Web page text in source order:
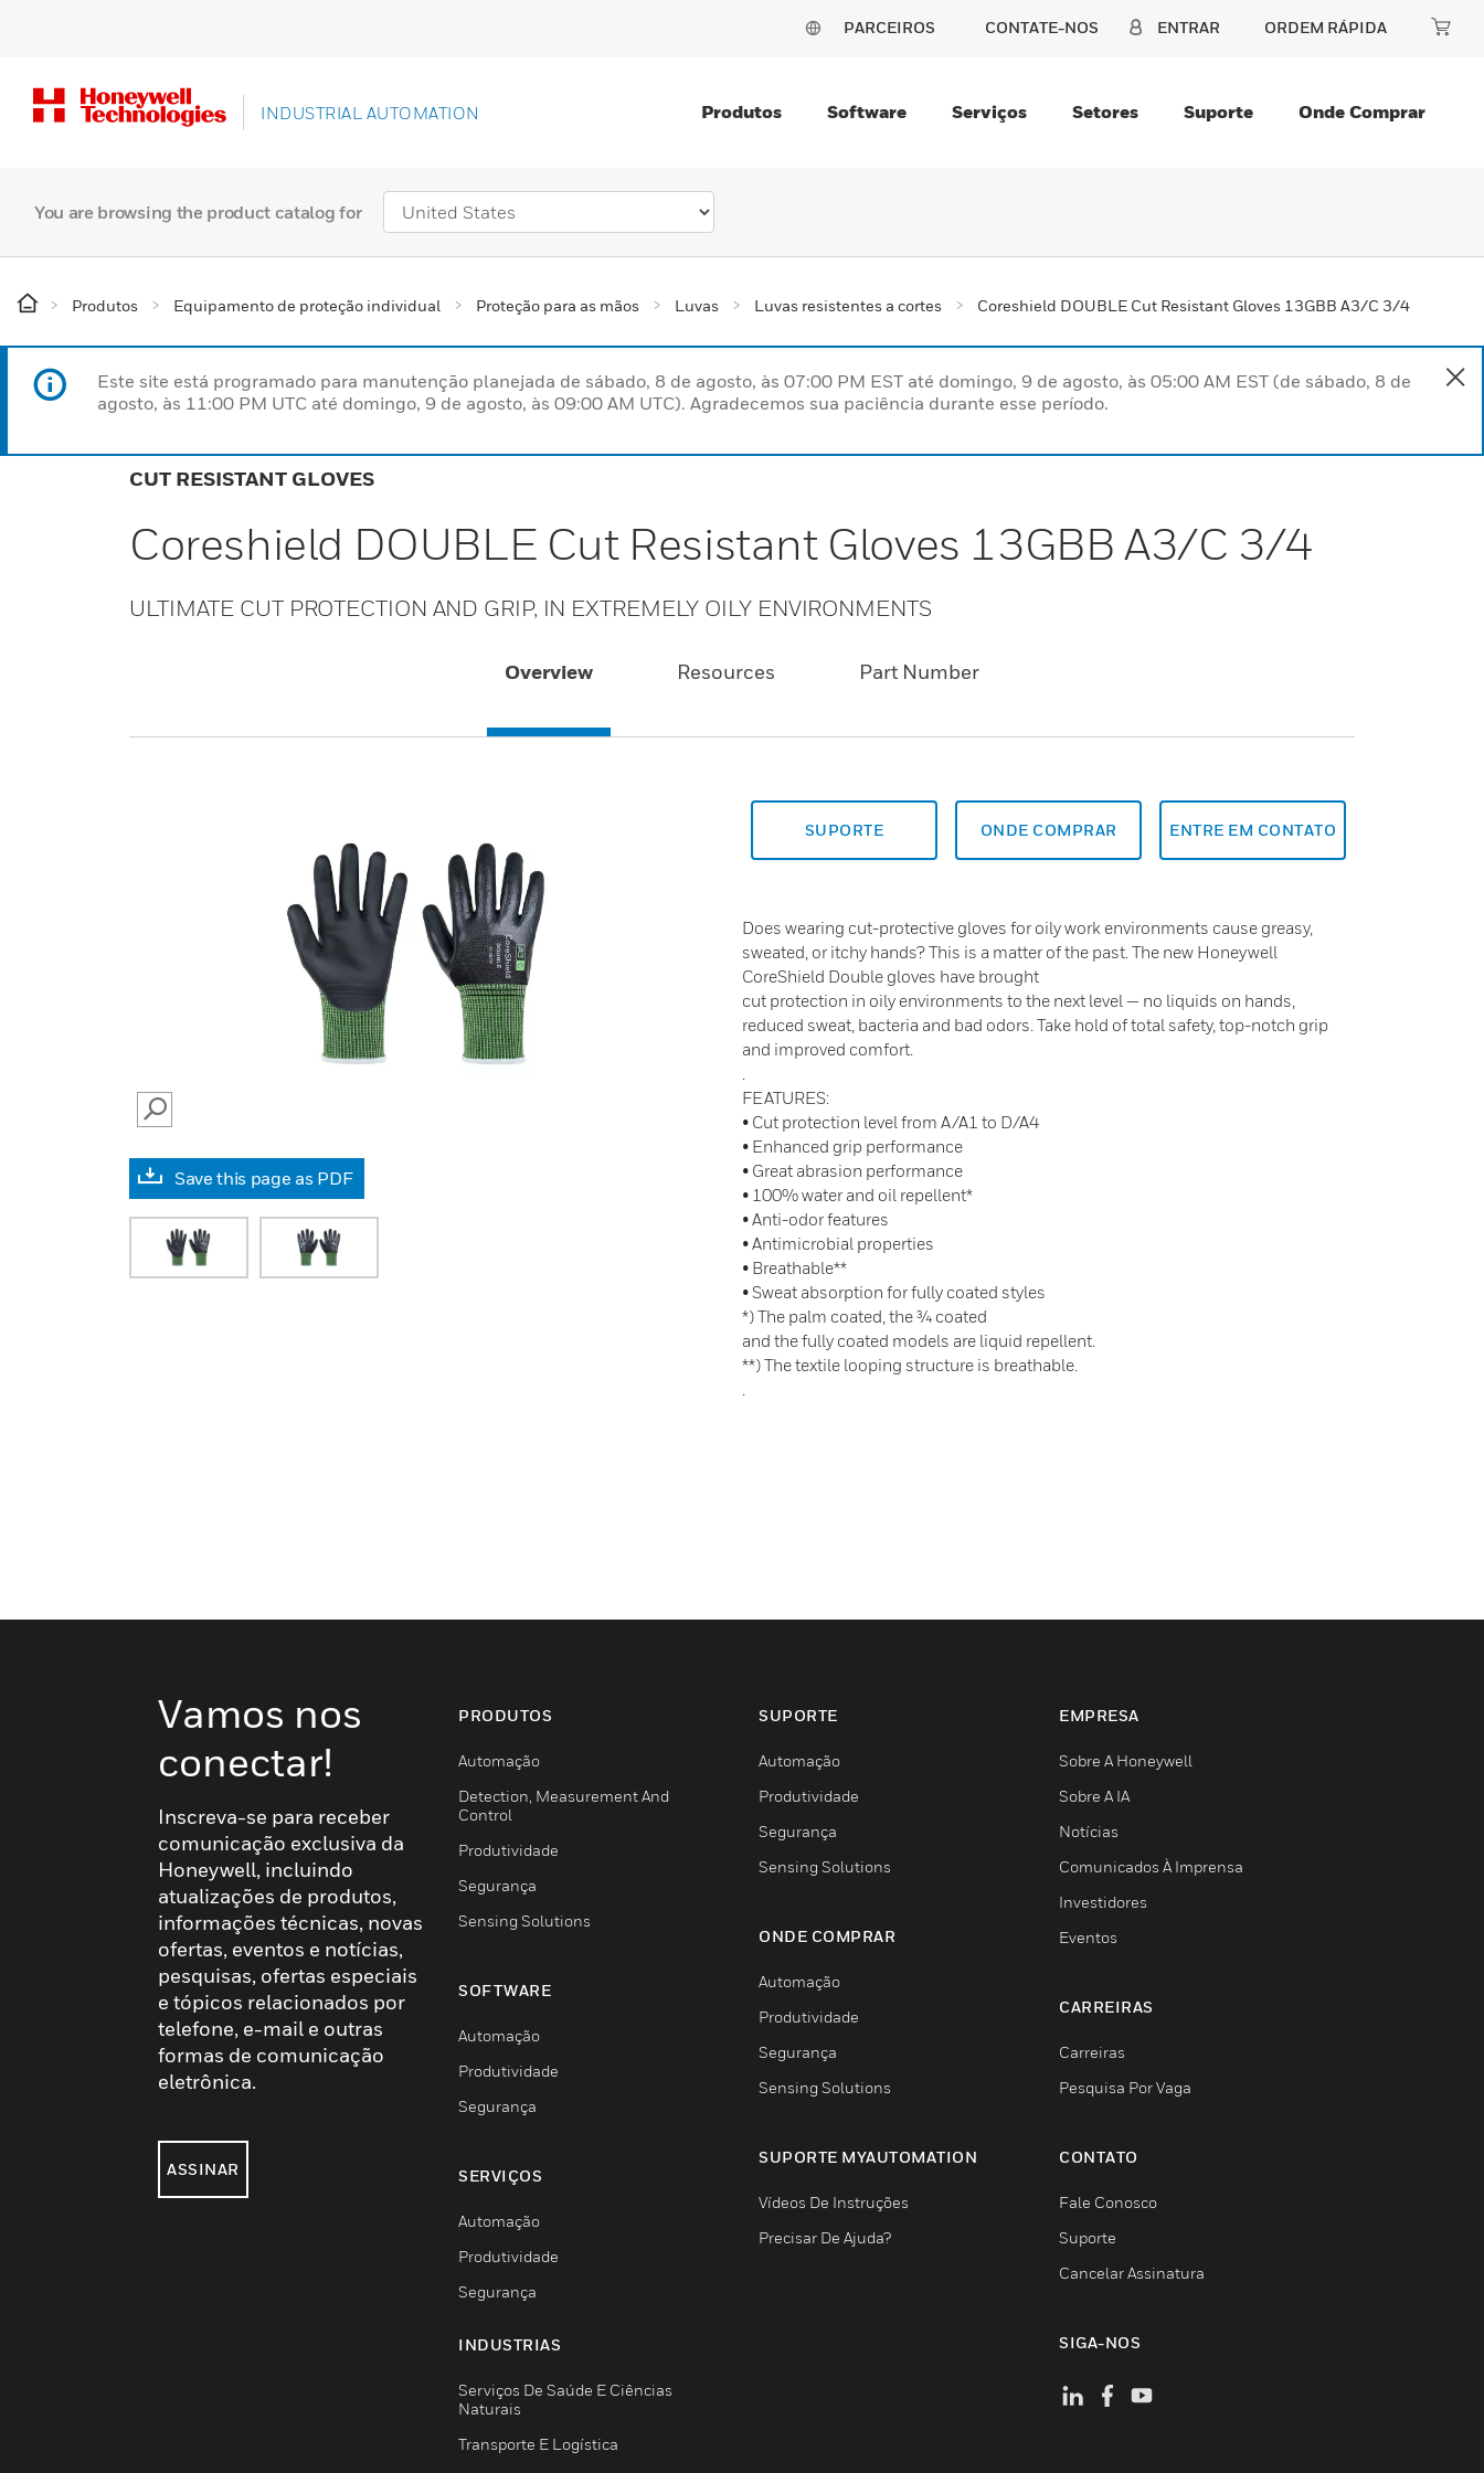
PARCEIROS CONTATE-NOS ENTRAR ORDEM RÁPIDA
INDUSTRIAL AUTOMATION Produtos Software Serviços Setores Suporte Onde Comprar
You are browsing the product catalog for
Produtos Equipamento de proteção individual Proteção para as mãos Luvas Luvas resistentes a cortes Coreshield DOUBLE Cut Resistant Gloves 13GBB A3/C 3/4
Este site está programado para manutenção planejada de sábado, 8 de agosto, às 07:00 PM EST até domingo, 9 de agosto, às 05:00 AM EST (de sábado, 8 de
agosto, às 11:00 PM UTC até domingo, 9 de agosto, às 09:00 AM UTC). Agradecemos sua paciência durante esse período.
CUT RESISTANT GLOVES
Coreshield DOUBLE Cut Resistant Gloves 13GBB A3/C 3/4
ULTIMATE CUT PROTECTION AND GRIP, IN EXTREMELY OILY ENVIRONMENTS
Overview Resources Part Number
SEARCH
Save this page as PDF
SUPORTE ONDE COMPRAR ENTRE EM CONTATO
Does wearing cut-protective gloves for oily work environments cause greasy,
sweated, or itchy hands? This is a matter of the past. The new Honeywell
CoreShield Double gloves have brought
cut protection in oily environments to the next level — no liquids on hands,
reduced sweat, bacteria and bad odors. Take hold of total safety, top-notch grip
and improved comfort.
FEATURES:
• Cut protection level from A/A1 to D/A4
• Enhanced grip performance
• Great abrasion performance
• 100% water and oil repellent*
• Anti-odor features
• Antimicrobial properties
• Breathable**
• Sweat absorption for fully coated styles
*) The palm coated, the ¾ coated
and the fully coated models are liquid repellent.
**) The textile looping structure is breathable.
Vamos nos
conectar!
Inscreva-se para receber
comunicação exclusiva da
Honeywell, incluindo
atualizações de produtos,
informações técnicas, novas
ofertas, eventos e notícias,
pesquisas, ofertas especiais
e tópicos relacionados por
telefone, e-mail e outras
formas de comunicação
eletrônica.
ASSINAR
PRODUTOS
Automação
Detection, Measurement And
Control
Produtividade
Segurança
Sensing Solutions
SOFTWARE
Automação
Produtividade
Segurança
SERVIÇOS
Automação
Produtividade
Segurança
INDUSTRIAS
Serviços De Saúde E Ciências
Naturais
Transporte E Logística
SUPORTE
Automação
Produtividade
Segurança
Sensing Solutions
ONDE COMPRAR
Automação
Produtividade
Segurança
Sensing Solutions
SUPORTE MYAUTOMATION
Vídeos De Instruções
Precisar De Ajuda?
EMPRESA
Sobre A Honeywell
Sobre A IA
Notícias
Comunicados À Imprensa
Investidores
Eventos
CARREIRAS
Carreiras
Pesquisa Por Vaga
CONTATO
Fale Conosco
Suporte
Cancelar Assinatura
SIGA-NOS